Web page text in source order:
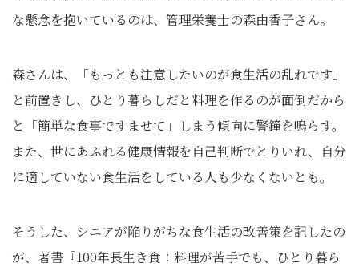
な懸念を抱いているのは、管理栄養士の森由香子さん。
森さんは、「もっとも注意したいのが食生活の乱れです」
と前置きし、ひとり暮らしだと料理を作るのが面倒だから
と「簡単な食事ですませて」しまう傾向に警鐘を鳴らす。
また、世にあふれる健康情報を自己判断でとりいれ、自分
に適していない食生活をしている人も少なくないとも。
そうした、シニアが陥りがちな食生活の改善策を記したの
が、著書『100年長生き食：料理が苦手でも、ひとり暮ら